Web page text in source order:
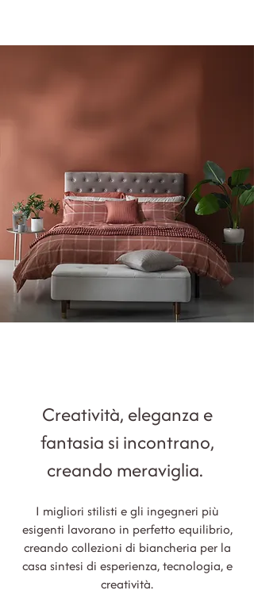
Creatività, eleganza e
fantasia si incontrano,
creando meraviglia.
I migliori stilisti e gli ingegneri più
esigenti lavorano in perfetto equilibrio,
creando collezioni di biancheria per la
casa sintesi di esperienza, tecnologia, e
creatività.